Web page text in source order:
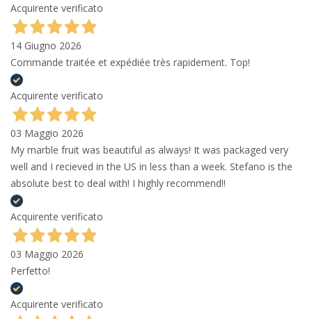
Acquirente verificato
14 Giugno 2026
Commande traitée et expédiée très rapidement. Top!
Acquirente verificato
03 Maggio 2026
My marble fruit was beautiful as always! It was packaged very
well and I recieved in the US in less than a week. Stefano is the
absolute best to deal with! I highly recommend!!
Acquirente verificato
03 Maggio 2026
Perfetto!
Acquirente verificato